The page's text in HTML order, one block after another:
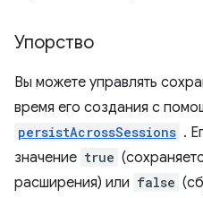
Упорство
Вы можете управлять
время его создания с
persistAcrossSessions .
значение true
расширения) или false